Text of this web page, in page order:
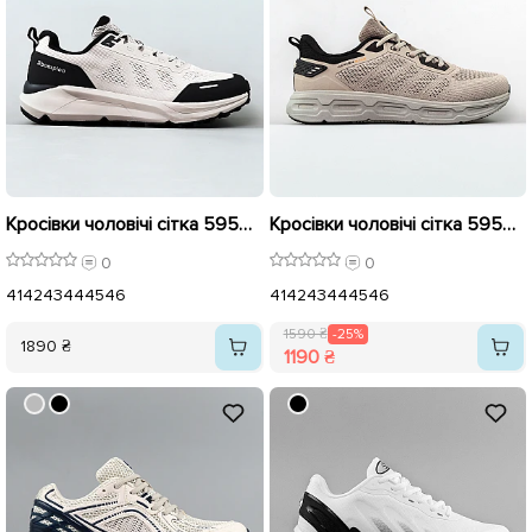
Кросівки чоловічі сітка 595411 Бежеві
0
414243444546
1890 ₴
Кросівки чоловічі сітка 595080 Бежеві розпродаж
0
414243444546
1590 ₴ -25%
1190 ₴